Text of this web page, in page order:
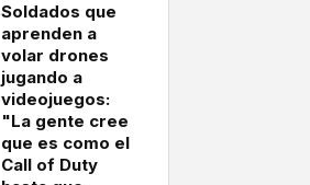
Soldados que
aprenden a
volar drones
jugando a
videojuegos:
"La gente cree
que es como el
Call of Duty